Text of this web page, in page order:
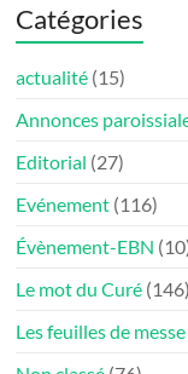
Catégories
actualité (15)
Annonces
Editorial (27)
Evénement (116)
Évènement-EBN
Le mot du Curé (146)
Les feuilles de messe